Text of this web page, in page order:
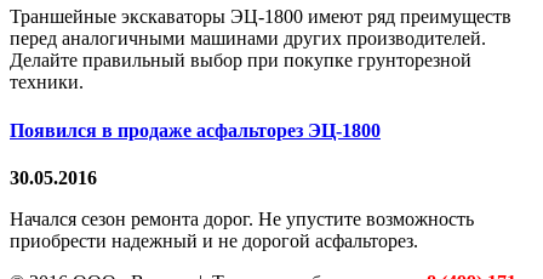
Траншейные экскаваторы ЭЦ-1800 имеют ряд преимуществ
перед аналогичными машинами других производителей.
Делайте правильный выбор при покупке грунторезной
техники.
Появился в продаже асфальторез ЭЦ-1800
30.05.2016
Начался сезон ремонта дорог. Не упустите возможность
приобрести надежный и не дорогой асфальторез.